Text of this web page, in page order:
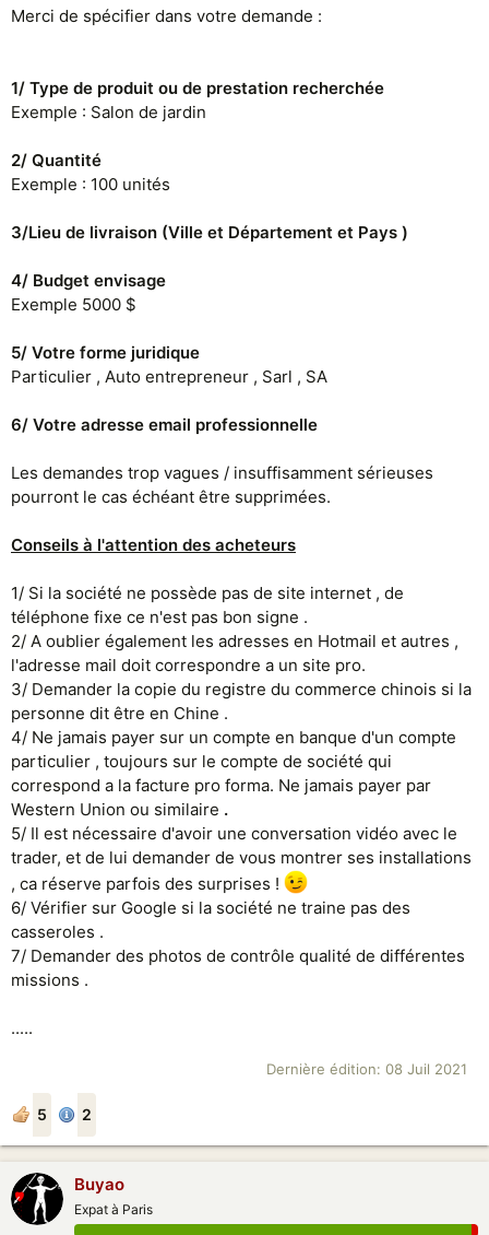
Merci de spécifier dans votre demande :
1/ Type de produit ou de prestation recherchée
Exemple : Salon de jardin
2/ Quantité
Exemple : 100 unités
3/Lieu de livraison (Ville et Département et Pays )
4/ Budget envisage
Exemple 5000 $
5/ Votre forme juridique
Particulier , Auto entrepreneur , Sarl , SA
6/ Votre adresse email professionnelle
Les demandes trop vagues / insuffisamment sérieuses
pourront le cas échéant être supprimées.
Conseils à l'attention des acheteurs
1/ Si la société ne possède pas de site internet , de
téléphone fixe ce n'est pas bon signe .
2/ A oublier également les adresses en Hotmail et autres ,
l'adresse mail doit correspondre a un site pro.
3/ Demander la copie du registre du commerce chinois si la
personne dit être en Chine .
4/ Ne jamais payer sur un compte en banque d'un compte
particulier , toujours sur le compte de société qui
correspond a la facture pro forma. Ne jamais payer par
Western Union ou similaire .
5/ Il est nécessaire d'avoir une conversation vidéo avec le
trader, et de lui demander de vous montrer ses installations
, ca réserve parfois des surprises !
6/ Vérifier sur Google si la société ne traine pas des
casseroles .
7/ Demander des photos de contrôle qualité de différentes
missions .
.....
Dernière édition: 08 Juil 2021
5 2
Buyao
Expat à Paris